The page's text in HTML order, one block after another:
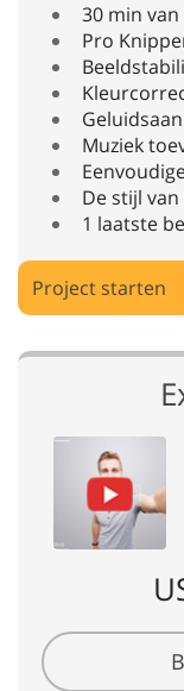
30 min
Pro
Muziek
De stijl
1 laatste
Project starten